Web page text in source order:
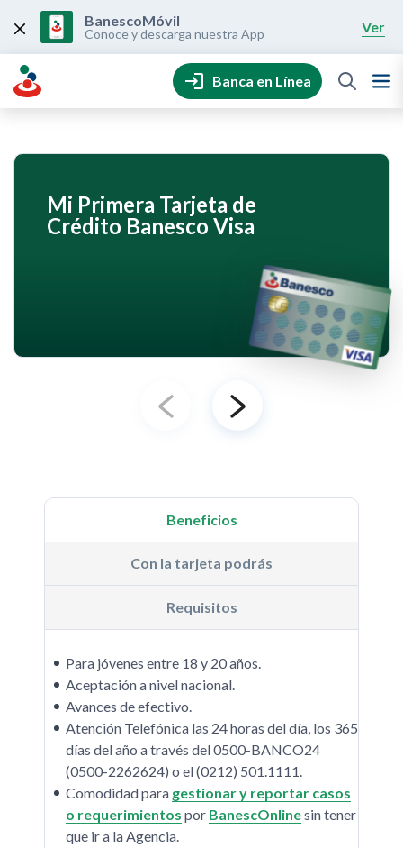
content
BanescoMóvil
Conoce y descarga nuestra App Ver
Banca en Línea
Mi Primera Tarjeta de
Crédito Banesco Visa
Beneficios
Con la tarjeta podrás
Requisitos
Para jóvenes entre 18 y 20 años.
Aceptación a nivel nacional.
Avances de efectivo.
Atención Telefónica las 24 horas del día, los 365
días del año a través del 0500-BANCO24
(0500-2262624) o el (0212) 501.1111.
Comodidad para gestionar y reportar casos
o requerimientos por BanescOnlinesin tener
que ir a la Agencia.